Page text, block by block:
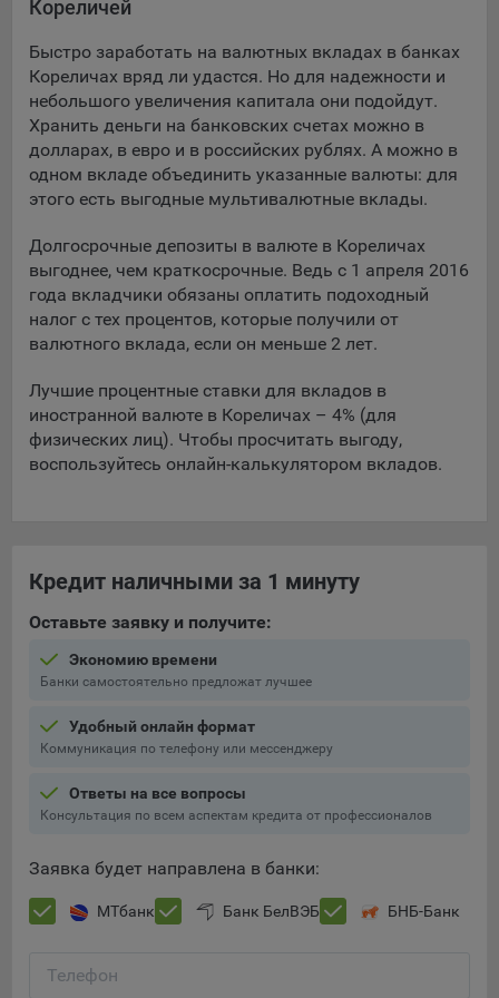
Подобные функции улучшают условия работы
9.3. Файлы cookie предпочтений, например, для настройки
контента. Данные файлы cookie собирают информацию о
выборе пользователя на сайте и его предпочтениях и
позволяют Обществу «запомнить» информацию о
выбранном пользователем городе и других местных
настройках для того, чтобы соответствующим образом
9.4. Аналитические файлы cookie, например
Яндекс.Метрика, Google Analytics. Данные файлы cookie
собирают информацию о том, как пользователь
использовал сайты, и позволяют Обществу вносить в них
улучшения.
Аналитические файлы cookie показывают, какие страницы
сайта Общества посещаются чаще всего, помогают
выявлять трудности, возникающие при использовании
сайта, а также позволяют оценить эффективность
9.5. Файлы cookie, применяемые для определения целевой
аудитории и в рекламных целях, например Яндекс.Метрика,
Технические/Функциональные, хранятся не более года;
Необходимые для функционирования веб-аналитических
платформ «Google Analytics», «Яндекс.Метрика»
передаются третьим лицам, часть из которых хранятся во
время пользования сайтом;
Остальные - не более года.
Отключение аналитических файлов cookie не позволяет
определять предпочтения пользователей сайта, в том числе
меры по совершенствованию работы сайта исходя из
Кореличей
Быстро заработать на валютных вкладах в банках
Кореличах вряд ли удастся. Но для надежности и
небольшого увеличения капитала они подойдут.
Хранить деньги на банковских счетах можно в
долларах, в евро и в российских рублях. А можно в
одном вкладе объединить указанные валюты: для
этого есть выгодные мультивалютные вклады.
Долгосрочные депозиты в валюте в Кореличах
выгоднее, чем краткосрочные. Ведь с 1 апреля 2016
года вкладчики обязаны оплатить подоходный
налог с тех процентов, которые получили от
валютного вклада, если он меньше 2 лет.
Лучшие процентные ставки для вкладов в
иностранной валюте в Кореличах – 4% (для
физических лиц). Чтобы просчитать выгоду,
воспользуйтесь онлайн-калькулятором вкладов.
Кредит наличными за 1 минуту
Оставьте заявку и получите:
Экономию времени
Банки самостоятельно предложат лучшее
Удобный онлайн формат
Коммуникация по телефону или мессенджеру
Ответы на все вопросы
Консультация по всем аспектам кредита от профессионалов
Заявка будет направлена в банки:
МТбанк Банк БелВЭБ БНБ-Банк
Телефон